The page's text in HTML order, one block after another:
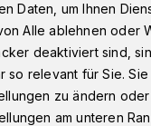
Daten, um Ihnen
Alle ablehnen oder
deaktiviert sind,
so relevant für Sie.
zu ändern
am unteren